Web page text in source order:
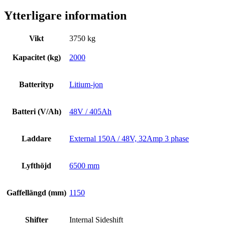
Ytterligare information
Vikt 3750 kg
Kapacitet (kg) 2000
Batterityp Litium-jon
Batteri (V/Ah) 48V / 405Ah
Laddare External 150A / 48V, 32Amp 3 phase
Lyfthöjd 6500 mm
Gaffellängd (mm) 1150
Shifter Internal Sideshift